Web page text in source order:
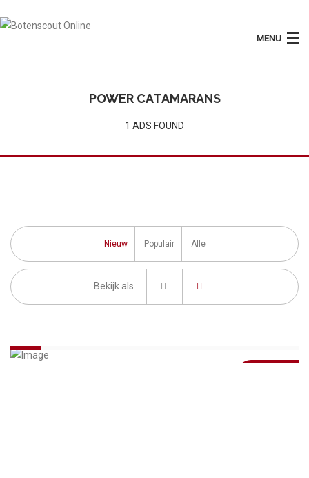
MENU
Plaats Advertentie
Contact
POWER CATAMARANS
1 ADS FOUND
Nieuw Populair Alle
Bekijk als